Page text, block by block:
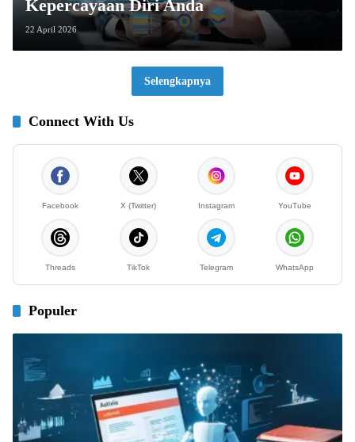
Kepercayaan Diri Anda
22 April 2026
Selengkapnya
Connect With Us
Facebook X (Twitter) Instagram YouTube
Threads TikTok Telegram WhatsApp
Populer